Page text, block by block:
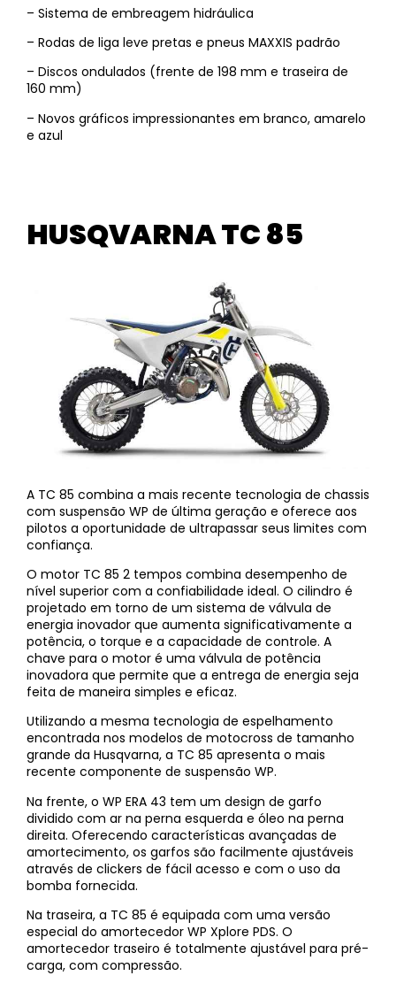
– Sistema de embreagem hidráulica
– Rodas de liga leve pretas e pneus MAXXIS padrão
– Discos ondulados (frente de 198 mm e traseira de
160 mm)
– Novos gráficos impressionantes em branco, amarelo
e azul
HUSQVARNA TC 85
A TC 85 combina a mais recente tecnologia de chassis
com suspensão WP de última geração e oferece aos
pilotos a oportunidade de ultrapassar seus limites com
confiança.
O motor TC 85 2 tempos combina desempenho de
nível superior com a confiabilidade ideal. O cilindro é
projetado em torno de um sistema de válvula de
energia inovador que aumenta significativamente a
potência, o torque e a capacidade de controle. A
chave para o motor é uma válvula de potência
inovadora que permite que a entrega de energia seja
feita de maneira simples e eficaz.
Utilizando a mesma tecnologia de espelhamento
encontrada nos modelos de motocross de tamanho
grande da Husqvarna, a TC 85 apresenta o mais
recente componente de suspensão WP.
Na frente, o WP ERA 43 tem um design de garfo
dividido com ar na perna esquerda e óleo na perna
direita. Oferecendo características avançadas de
amortecimento, os garfos são facilmente ajustáveis
através de clickers de fácil acesso e com o uso da
bomba fornecida.
Na traseira, a TC 85 é equipada com uma versão
especial do amortecedor WP Xplore PDS. O
amortecedor traseiro é totalmente ajustável para pré-
carga, com compressão.